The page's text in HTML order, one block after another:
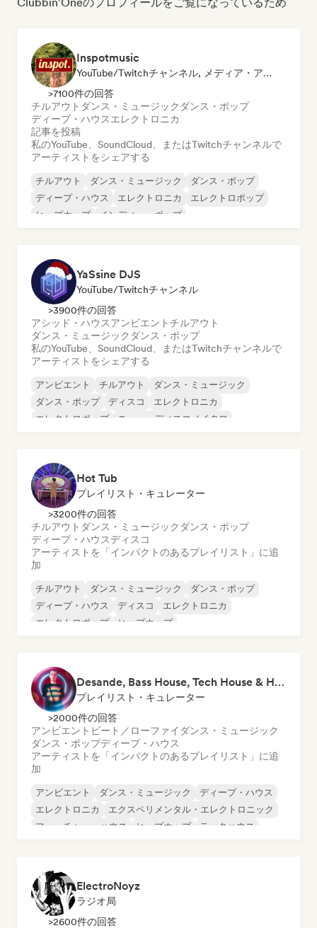
Inspotmusic
YouTube/Twitchチャンネル, メディア・アウトレット／ジャーナリスト
>7100件の回答
チルアウト ダンス・ミュージック ダンス・ポップ
ディープ・ハウスエレクトロニカ
記事を投稿
私のYouTube、SoundCloud、またはTwitchチャンネルで
アーティストをシェアする
チルアウト ダンス・ミュージック
ダンス・ポップ
ディープ・ハウス
エレクトロニカ
エレクトロポップ
ヒップホップ
インディー・ポップ
YaSsine DJS
YouTube/Twitchチャンネル
>3900件の回答
アシッド・ハウスアンビエント チルアウト
ダンス・ミュージック ダンス・ポップ
私のYouTube、SoundCloud、またはTwitchチャンネルで
アーティストをシェアする
アンビエント チルアウト
ダンス・ミュージック
ダンス・ポップ
ディスコ
エレクトロニカ
エレクトロポップ
ニュー・ディスコ／イタロ
Hot Tub
プレイリスト・キュレーター
>3200件の回答
チルアウト ダンス・ミュージック ダンス・ポップ
ディープ・ハウスディスコ
アーティストを「インパクトのあるプレイリスト」に追
加
チルアウト ダンス・ミュージック
ダンス・ポップ
ディープ・ハウス
ディスコ
エレクトロニカ
エレクトロポップ
ヒップホップ
Desande, Bass House, Tech House & House 2021
プレイリスト・キュレーター
>2000件の回答
アンビエント ビート／ローファイ ダンス・ミュージック
ダンス・ポップディープ・ハウス
アーティストを「インパクトのあるプレイリスト」に追
加
アンビエント ダンス・ミュージック
ディープ・ハウス
エレクトロニカ
エクスペリメンタル・エレクトロニック
フューチャー・ハウス
ヒップホップ テックハウス
ElectroNoyz
ラジオ局
>2600件の回答